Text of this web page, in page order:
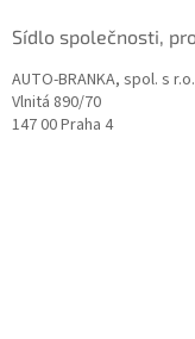
Sídlo společnosti,
AUTO-BRANKA, spol. s r.o.
Vlnitá 890/70
147 00 Praha 4